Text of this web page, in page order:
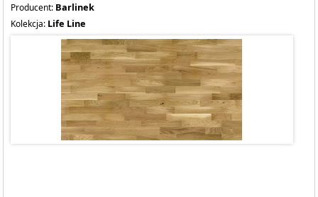
Producent: Barlinek
Kolekcja: Life Line